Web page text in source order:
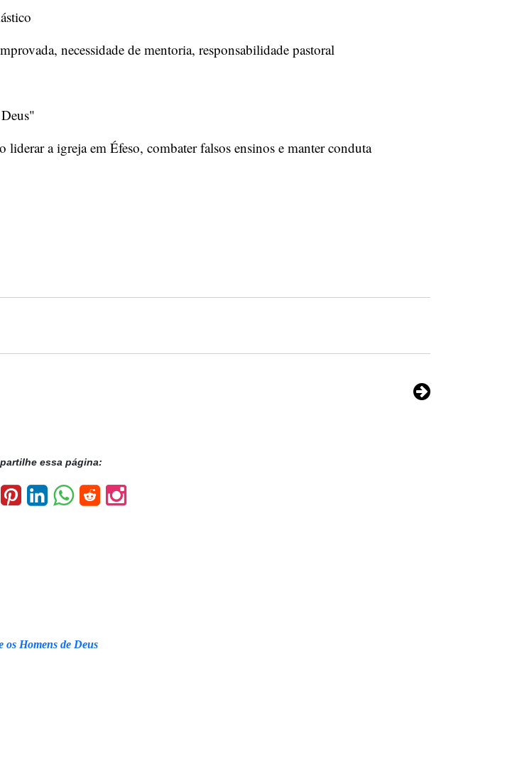
necessidade de mentoria, responsabilidade pastoral
a igreja em Éfeso, combater falsos ensinos e manter conduta
essa página:
Homens de Deus